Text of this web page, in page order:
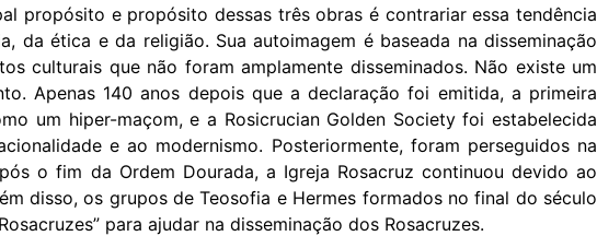
propósito e propósito dessas três obras é contrariar essa tendência
da ética e da religião. Sua autoimagem é baseada na disseminação
culturais que não foram amplamente disseminados. Não existe um
Apenas 140 anos depois que a declaração foi emitida, a primeira
um hiper-maçom, e a Rosicrucian Golden Society foi estabelecida
e ao modernismo. Posteriormente, foram perseguidos na
o fim da Ordem Dourada, a Igreja Rosacruz continuou devido ao
disso, os grupos de Teosofia e Hermes formados no final do século
para ajudar na disseminação dos Rosacruzes.